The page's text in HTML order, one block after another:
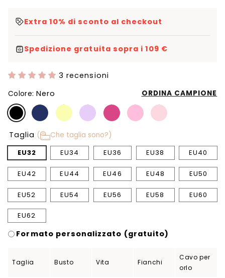
Extra 10% di sconto al checkout
Spedizione gratuita sopra i 109 €
3 recensioni
Colore:Nero ORDINA CAMPIONE
Taglia (
Che taglia sono?)
EU32
EU34 EU36 EU38 EU40
EU42 EU44 EU46 EU48 EU50
EU52 EU54 EU56 EU58 EU60
EU62
Formato personalizzato (gratuito)
Taglia Busto Vita Fianchi
Cavo per
orlo